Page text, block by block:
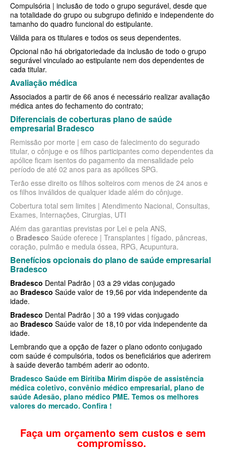
SANTA HELENA PLANO DE SAÚDE EMPRESARIAL
SÃO CRISTOVÃO PLANO DE SAÚDE EMPRESARIAL
SÃO MIGUEL PLANO DE SAÚDE EMPRESARIAL
SISTEMAS PLANO DE SAÚDE EMPRESARIAL
SOMPO PLANO DE SAÚDE EMPRESARIAL
SULAMERICA PLANO DE SAÚDE EMPRESARIAL
TOTAL MEDCARE PLANO DE SAÚDE EMPRESARIAL
TRASMONTANO PLANO DE SAÚDE EMPRESARIAL
UNIHOSP PLANO DE SAÚDE EMPRESARIAL
UNIMED GUARULHOS PLANO DE SAÚDE EMPRESARIAL
ÚNICA PLANO DE SAÚDE EMPRESARIAL
BIO SAÚDE PLANO DE SAÚDE INDIVIDUAL
BIOVIDA PLANO DE SAÚDE INDIVIDUAL
BLUE MED PLANO DE SAÚDE INDIVIDUAL
CLASSES PLANO DE SAÚDE INDIVIDUAL
CUIDAR ME PLANO DE SAÚDE INDIVIDUAL
CRUZ AZUL PLANO DE SAÚDE INDIVIDUAL
GARANTIA GS PLANO INDIVIDUAL
GNDI PLANO DE SAÚDE INDIVIDUAL
INTERCLINICAS PLANO DE SAÚDE INDIVIDUAL
KIPP PLANO DE SAÚDE INDIVIDUAL
MEDICAL HEALTH PLANO DE SAÚDE INDIVIDUAL
MED TOUR PLANO DE SAÚDE INDIVIDUAL
PLENA PLANO DE SAÚDE INDIVIDUAL
SANTA HELENA PLANO DE SAÚDE INDIVIDUAL
SANTARIS PLANO DE SAÚDE INDIVIDUAL
SÃO MIGUEL PLANO DE SAÚDE INDIVIDUAL
STA CASA MAUÁ PLANO DE SAÚDE INDIVIDUAL
TOTAL MEDCARE PLANO DE SAÚDE INDIVIDUAL
TRASMONTANO PLANO DE SAÚDE INDIVIDUAL
ÚNICA PLANO DE SAÚDE INDIVIDUAL
UNIMED GUARULHOS PLANO DE SAÚDE INDIVIDUAL
Compulsória | inclusão de todo o grupo segurável, desde que
na totalidade do grupo ou subgrupo definido e independente do
tamanho do quadro funcional do estipulante.
Válida para os titulares e todos os seus dependentes.
Opcional não há obrigatoriedade da inclusão de todo o grupo
segurável vinculado ao estipulante nem dos dependentes de
cada titular.
Avaliação médica
Associados a partir de 66 anos é necessário realizar avaliação
médica antes do fechamento do contrato;
Diferenciais de coberturas plano de saúde
empresarial Bradesco
Remissão por morte | em caso de falecimento do segurado
titular, o cônjuge e os filhos participantes como dependentes da
apólice ficam isentos do pagamento da mensalidade pelo
período de até 02 anos para as apólices SPG.
Terão esse direito os filhos solteiros com menos de 24 anos e
os filhos inválidos de qualquer idade além do cônjuge.
Cobertura total sem limites | Atendimento Nacional, Consultas,
Exames, Internações, Cirurgias, UTI
Além das garantias previstas por Lei e pela ANS,
o Bradesco Saúde oferece | Transplantes | fígado, pâncreas,
coração, pulmão e medula óssea, RPG, Acupuntura.
Benefícios opcionais do plano de saúde empresarial
Bradesco
Bradesco Dental Padrão | 03 a 29 vidas conjugado
ao Bradesco Saúde valor de 19,56 por vida independente da
idade.
Bradesco Dental Padrão | 30 a 199 vidas conjugado
ao Bradesco Saúde valor de 18,10 por vida independente da
idade.
Lembrando que a opção de fazer o plano odonto conjugado
com saúde é compulsória, todos os beneficiários que aderirem
à saúde deverão também aderir ao odonto.
Bradesco Saúde em Biritiba Mirim dispõe de assistência
médica coletivo, convênio médico empresarial, plano de
saúde Adesão, plano médico PME. Temos os melhores
valores do mercado. Confira !
Faça um orçamento sem custos e sem
compromisso.